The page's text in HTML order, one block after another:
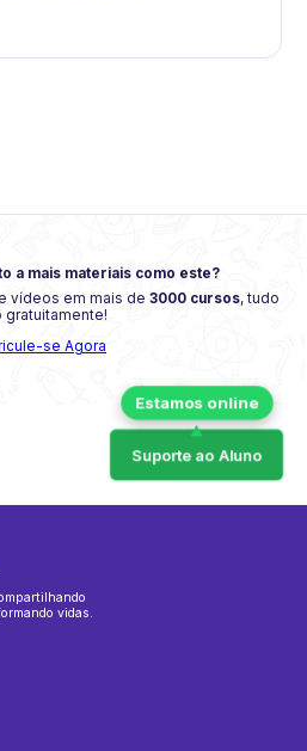
a mais materiais como este?
vídeos em mais de 3000 cursos, tudo
gratuitamente!
se Agora
Suporte ao Aluno
vidas.